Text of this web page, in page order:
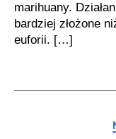
marihuany.
bardziej złożone
euforii. […]